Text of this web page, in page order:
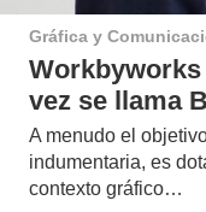
Gráfica y
Workbyworks
vez se llama
A menudo el
indumentaria, es
contexto gráfico…